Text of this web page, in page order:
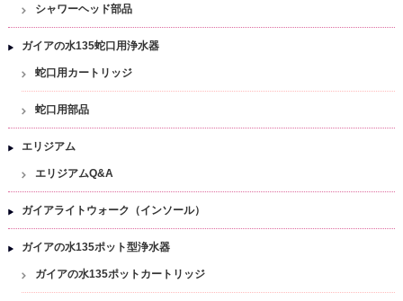
シャワーヘッド部品
ガイアの水135蛇口用浄水器
蛇口用カートリッジ
蛇口用部品
エリジアム
エリジアムQ&A
ガイアライトウォーク（インソール）
ガイアの水135ポット型浄水器
ガイアの水135ポットカートリッジ